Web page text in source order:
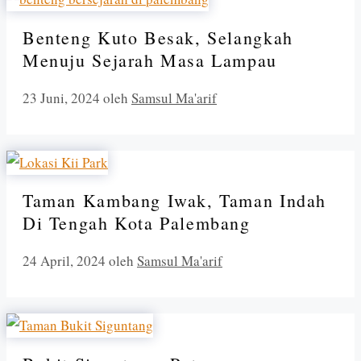
Benteng Kuto Besak, Selangkah
Menuju Sejarah Masa Lampau
23 Juni, 2024 oleh Samsul Ma'arif
Taman Kambang Iwak, Taman Indah
Di Tengah Kota Palembang
24 April, 2024 oleh Samsul Ma'arif